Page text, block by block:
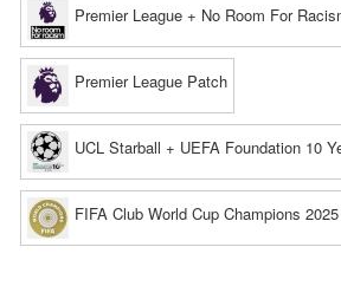
Premier League + No Room For
Premier League Patch
UCL Starball + UEFA Foundation 10
FIFA Club World Cup Champions